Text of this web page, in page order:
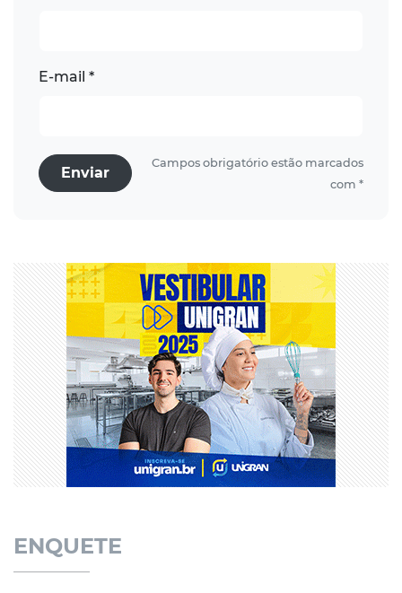
E-mail *
Enviar
Campos obrigatório estão marcados
com *
ENQUETE